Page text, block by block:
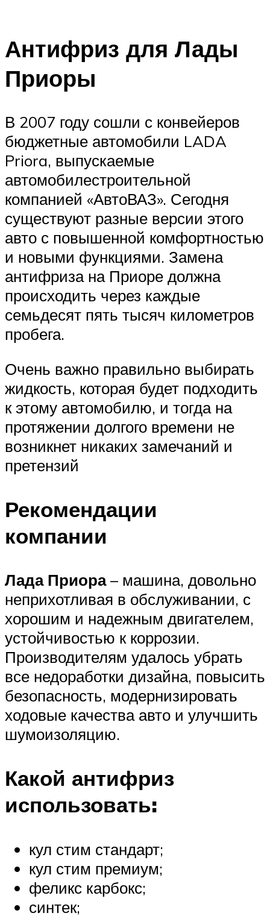
Антифриз для Лады
Приоры
В 2007 году сошли с конвейеров
бюджетные автомобили LADA
Priora, выпускаемые
автомобилестроительной
компанией «АвтоВАЗ». Сегодня
существуют разные версии этого
авто с повышенной комфортностью
и новыми функциями. Замена
антифриза на Приоре должна
происходить через каждые
семьдесят пять тысяч километров
пробега.
Очень важно правильно выбирать
жидкость, которая будет подходить
к этому автомобилю, и тогда на
протяжении долгого времени не
возникнет никаких замечаний и
претензий
Рекомендации
компании
Лада Приора– машина, довольно
неприхотливая в обслуживании, с
хорошим и надежным двигателем,
устойчивостью к коррозии.
Производителям удалось убрать
все недоработки дизайна, повысить
безопасность, модернизировать
ходовые качества авто и улучшить
шумоизоляцию.
Какой антифриз
использовать:
кул стим стандарт;
кул стим премиум;
феликс карбокс;
синтек;